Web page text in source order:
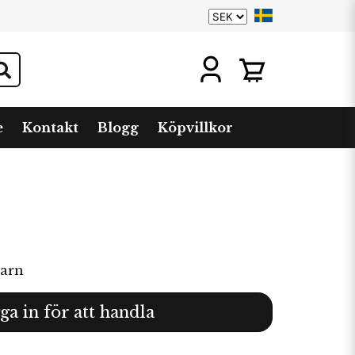
Kontakt Blogg Köpvillkor
in för att handla